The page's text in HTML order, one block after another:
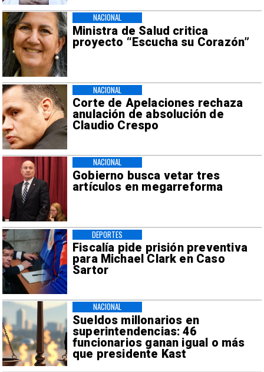
Ministra de Salud critica
proyecto “Escucha su Corazón”
NACIONAL
Corte de Apelaciones rechaza
anulación de absolución de
Claudio Crespo
NACIONAL
Gobierno busca vetar tres
artículos en megarreforma
NACIONAL
Fiscalía pide prisión preventiva
para Michael Clark en Caso
Sartor
DEPORTES
Sueldos millonarios en
superintendencias: 46
funcionarios ganan igual o más
que presidente Kast
NACIONAL